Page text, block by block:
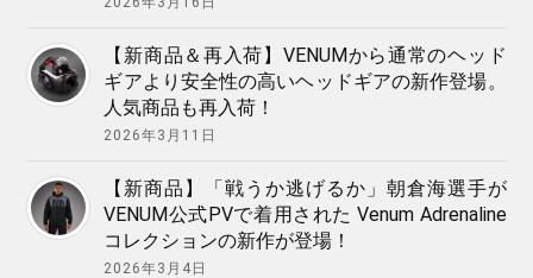
【新商品＆再入荷】VENUMから通常のヘッド
ギアより安全性の高いヘッドギアの新作登場。
人気商品も再入荷！
2026年3月11日
【新商品】「戦うか逃げるか」朝倉海選手が
VENUM公式PVで着用された Venum Adrenaline
コレクションの新作が登場！
2026年3月4日